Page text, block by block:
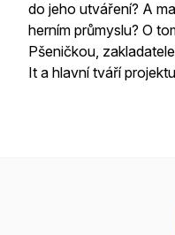
do jeho utváření? A
herním průmyslu? O
Pšeničkou,
It a hlavní tváří